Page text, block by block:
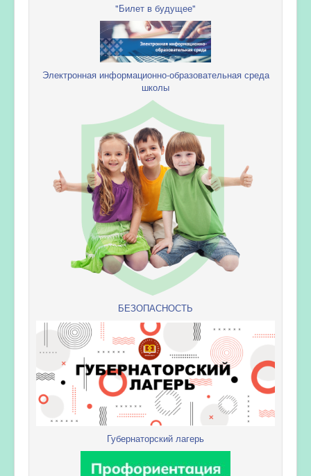
"Билет в будущее"
Электронная информационно-образовательная среда
школы
БЕЗОПАСНОСТЬ
Губернаторский лагерь